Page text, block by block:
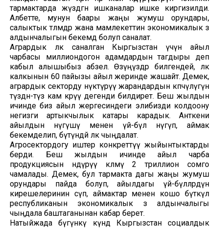
тармактарда жүздөгөн ишканалар ишке киргизилди.
Албетте, мунун баары жаңы жумуш орундары,
салыктык төлөмдөр жана мамлекеттин экономикалык өз
алдынчалыгын бекемдөө болуп саналат.
Агрардык өлкө саналган Кыргызстан үчүн айыл
чарбасы миллиондогон адамдардын тагдыры деп
кабыл алышыбыз абзел. Өзүңүздөр билгендей, өлкө
калкынын 60 пайызы айыл жеринде жашайт. Демек,
агрардык секторду өнүктүрүү жарандардын көпчүлүгүнө
түздөн-түз кам көрүү дегенди билдирет. Беш жылдын
ичинде биз айыл жергесиндеги элибизди колдоону
негизги артыкчылык катары карадык. Анткени
айылдын өнүгүшү менен үй-бүлө өнүгүп, аймак
бекемделип, бүтүндөй өлкө чыңдалат.
Агросектордогу иштер конкреттүү жыйынтыктарды
берди. Беш жылдын ичинде айыл чарба
продукциясын өндүрүү көлөмү 2 триллион сомго
чамалады. Демек, бул тармакта дагы жаңы жумуш
орундары пайда болуп, айылдагы үй-бүлөлөрдүн
кирешелеринин өсүп, аймактар менен кошо бүткүл
республиканын экономикалык өз алдынчалыгы
чыңдала баштаганынан кабар берет.
Натыйжада бүгүнкү күндө Кыргызстан социалдык